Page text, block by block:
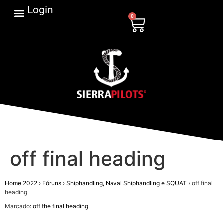
Login
0
off final heading
Home 2022 › Fóruns › Shiphandling, Naval Shiphandling e SQUAT › off final
heading
Marcado: off the final heading